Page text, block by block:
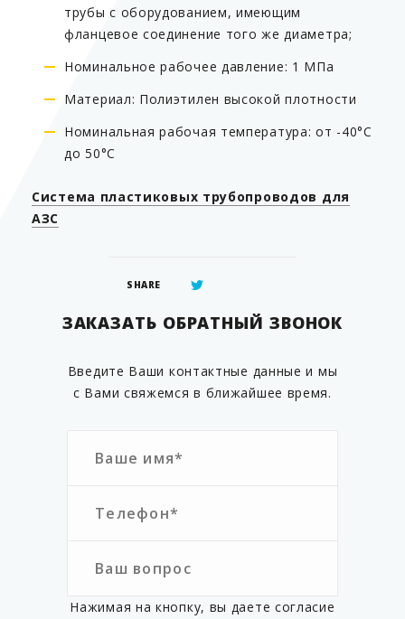
трубы с оборудованием, имеющим
фланцевое соединение того же диаметра;
Номинальное рабочее давление: 1 МПа
Материал: Полиэтилен высокой плотности
Номинальная рабочая температура: от -40°C
до 50°C
Система пластиковых трубопроводов для
АЗС
SHARE
ЗАКАЗАТЬ ОБРАТНЫЙ ЗВОНОК
Введите Ваши контактные данные и мы
с Вами свяжемся в ближайшее время.
Нажимая на кнопку, вы даете согласие